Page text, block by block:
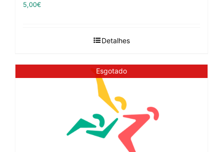
5,00€
Detalhes
Esgotado